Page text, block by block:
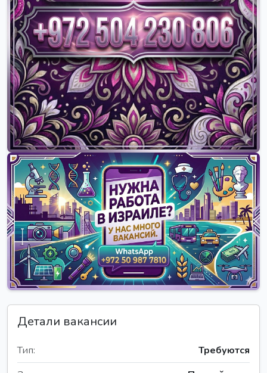
Детали вакансии
Тип:
Требуются